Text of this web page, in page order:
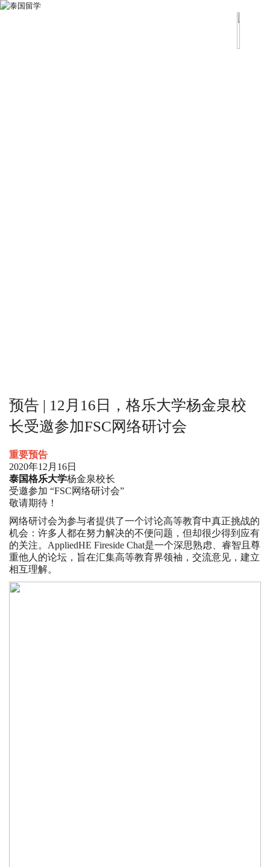
预告 | 12月16日，格乐大学杨金泉校
长受邀参加FSC网络研讨会
重要预告
2020年12月16日
泰国格乐大学杨金泉校长
受邀参加 “FSC网络研讨会”
敬请期待！
网络研讨会为参与者提供了一个讨论高等教育中真正挑战的
机会：许多人都在努力解决的不便问题，但却很少得到应有
的关注。AppliedHE Fireside Chat是一个深思熟虑、睿智且尊
重他人的论坛，旨在汇集高等教育界领袖，交流意见，建立
相互理解。